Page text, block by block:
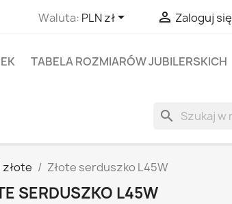
Waluta: PLN zł  Zaloguj się
TABELA ROZMIARÓW JUBILERSKICH
search
Złote serduszko L45W
SERDUSZKO L45W